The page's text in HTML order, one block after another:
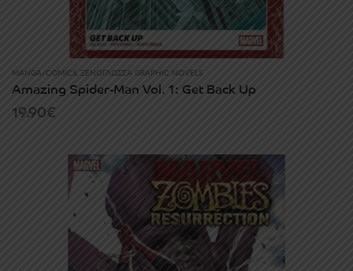
MANGA/COMICS ΞΕΝΌΓΛΩΣΣΑ GRAPHIC NOVELS
Amazing Spider-Man Vol. 1: Get Back Up
19.90€